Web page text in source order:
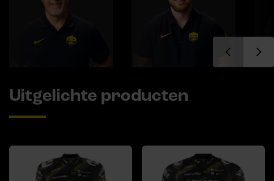
Uitgelichte producten